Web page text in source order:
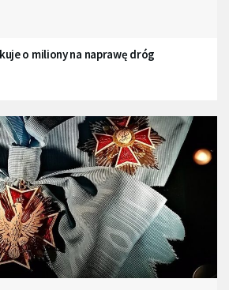
o miliony na naprawę dróg